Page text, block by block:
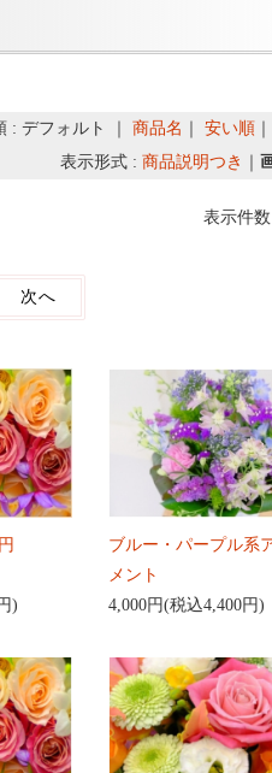
: デフォルト ｜ 商品名 安い順
表示形式 : 商品説明つき
表示件
次へ
)
ブルー・パープル系
メント
4,000円(税込4,400円)